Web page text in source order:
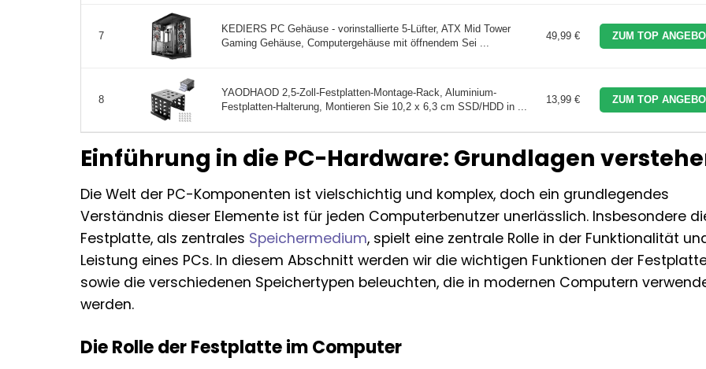
7
KEDIERS PC Gehäuse - vorinstallierte 5-Lüfter, ATX Mid Tower
Gaming Gehäuse, Computergehäuse mit öffnendem Sei ...
49,99 € ZUM TOP
8
YAODHAOD 2,5-Zoll-Festplatten-Montage-Rack, Aluminium-
Festplatten-Halterung, Montieren Sie 10,2 x 6,3 cm SSD/HDD in ...
13,99 € ZUM TOP
Einführung in die PC-Hardware: Grundlagen
Die Welt der PC-Komponenten ist vielschichtig und komplex, doch ein grundlegendes
Verständnis dieser Elemente ist für jeden Computerbenutzer unerlässlich. Insbesondere
Festplatte, als zentrales Speichermedium, spielt eine zentrale Rolle in der Funktionalität
Leistung eines PCs. In diesem Abschnitt werden wir die wichtigen Funktionen der
sowie die verschiedenen Speichertypen beleuchten, die in modernen Computern
werden.
Die Rolle der Festplatte im Computer